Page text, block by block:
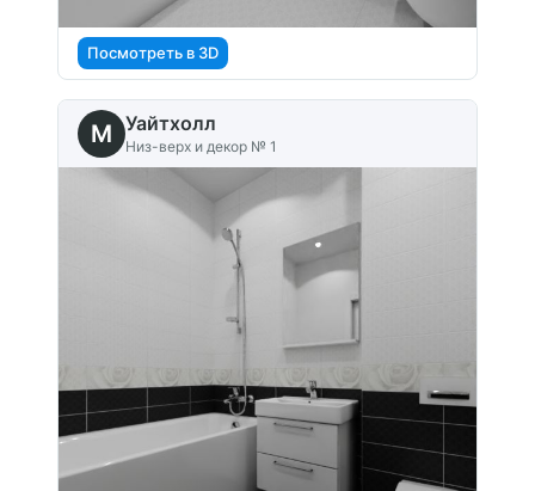
Посмотреть в 3D
M Уайтхолл
Низ-верх и декор № 1